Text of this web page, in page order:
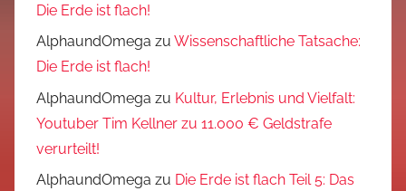
Die Erde ist flach!
AlphaundOmega zu Wissenschaftliche Tatsache:
Die Erde ist flach!
AlphaundOmega zu Kultur, Erlebnis und Vielfalt:
Youtuber Tim Kellner zu 11.000 € Geldstrafe
verurteilt!
AlphaundOmega zu Die Erde ist flach Teil 5: Das